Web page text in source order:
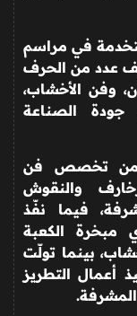
في مراسم
عدد من الحرف
وفن الأخشاب،
جودة الصناعة
من تخصص فن
والنقوش
فيما نفّذ
مبخرة الكعبة
بينما تولّت
أعمال التطريز
.